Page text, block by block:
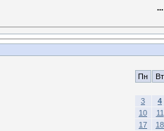
Пн Вт
3
4
10
11
17
18